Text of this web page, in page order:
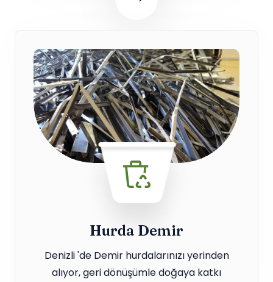
Hurda Demir
Denizli 'de Demir hurdalarınızı yerinden
alıyor, geri dönüşümle doğaya katkı